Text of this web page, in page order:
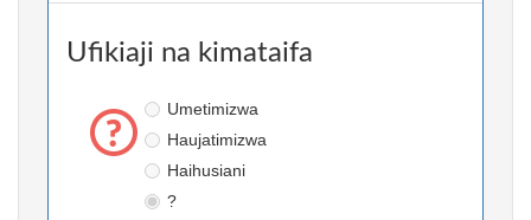
Ufikiaji na kimataifa
Umetimizwa
Haujatimizwa
Haihusiani
?